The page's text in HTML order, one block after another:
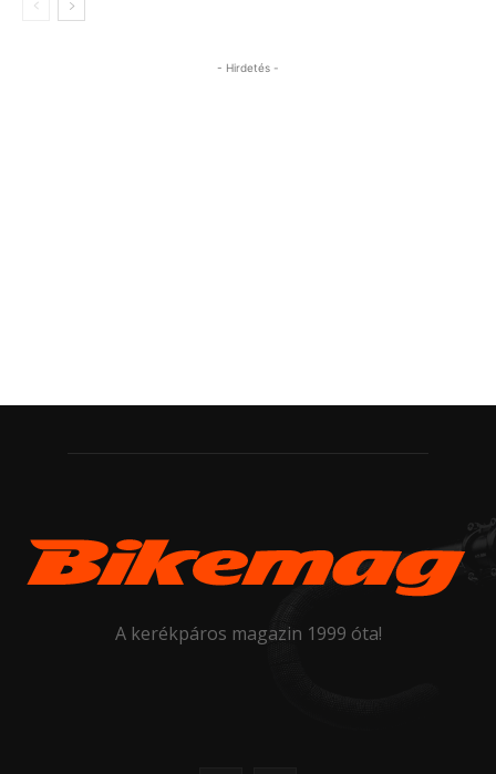
- Hirdetés -
A kerékpáros magazin 1999 óta!